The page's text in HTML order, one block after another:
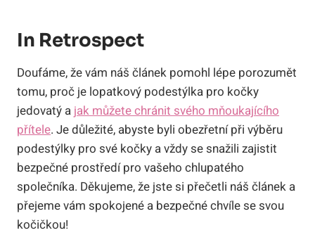
In Retrospect
Doufáme, že vám náš článek pomohl lépe porozumět
tomu, proč je lopatkový podestýlka pro kočky
jedovatý a jak můžete chránit svého mňoukajícího
přítele. Je důležité, abyste byli obezřetní při výběru
podestýlky pro své kočky a vždy se snažili zajistit
bezpečné prostředí pro vašeho chlupatého
společníka. Děkujeme, že jste si přečetli náš článek a
přejeme vám spokojené a bezpečné chvíle se svou
kočičkou!